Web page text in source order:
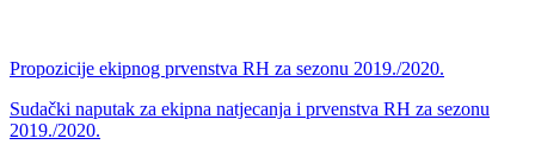
Propozicije ekipnog prvenstva RH za sezonu 2019./2020.
Sudački naputak za ekipna natjecanja i prvenstva RH za sezonu
2019./2020.